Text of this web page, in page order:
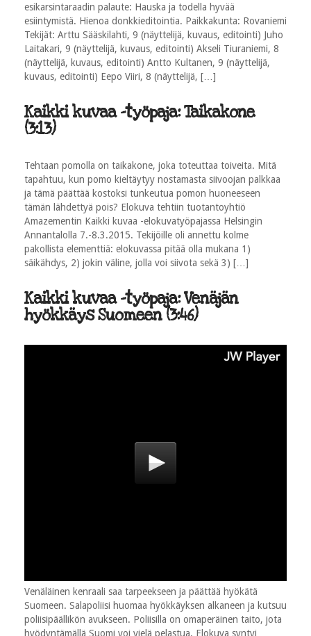
esikarsintaraadin palaute: Hauska ja todella hyvää
esiintymistä. Hienoa donkkieditointia. Paikkakunta: Rovaniemi
Tekijät: Arttu Sääskilahti, 9 (näyttelijä, kuvaus, editointi) Juho
Laitakari, 9 (näyttelijä, kuvaus, editointi) Akseli Tiuraniemi, 8
(näyttelijä, kuvaus, editointi) Antto Kultanen, 9 (näyttelijä,
kuvaus, editointi) Eepo Viiri, 8 (näyttelijä, […]
Kaikki kuvaa -työpaja: Taikakone
(3:13)
Tehtaan pomolla on taikakone, joka toteuttaa toiveita. Mitä
tapahtuu, kun pomo kieltäytyy nostamasta siivoojan palkkaa
ja tämä päättää kostoksi tunkeutua pomon huoneeseen
tämän lähdettyä pois? Elokuva tehtiin tuotantoyhtiö
Amazementin Kaikki kuvaa -elokuvatyöpajassa Helsingin
Annantalolla 7.-8.3.2015. Tekijöille oli annettu kolme
pakollista elementtiä: elokuvassa pitää olla mukana 1)
säikähdys, 2) jokin väline, jolla voi siivota sekä 3) […]
Kaikki kuvaa -työpaja: Venäjän
hyökkäys Suomeen (3:46)
Venäläinen kenraali saa tarpeekseen ja päättää hyökätä
Suomeen. Salapoliisi huomaa hyökkäyksen alkaneen ja kutsuu
poliisipäällikön avukseen. Poliisilla on omaperäinen taito, jota
hyödyntämällä Suomi voi vielä pelastua. Elokuva syntyi